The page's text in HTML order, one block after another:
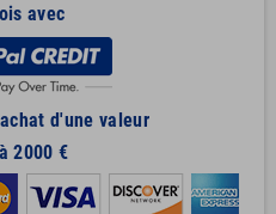
avec
d'une valeur
2000 €